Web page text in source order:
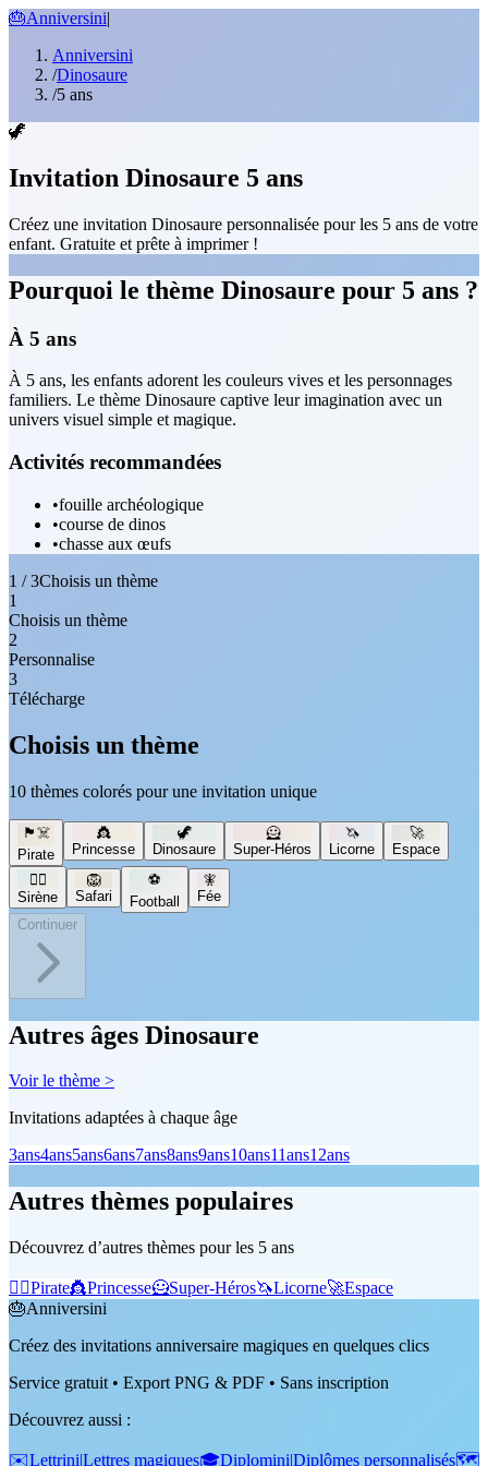
🎂Anniversini|
Anniversini
/Dinosaure
/5 ans
🦖
Invitation Dinosaure 5 ans
Créez une invitation Dinosaure personnalisée pour les 5 ans de votre
enfant. Gratuite et prête à imprimer !
Pourquoi le thème Dinosaure pour 5 ans ?
À 5 ans
À 5 ans, les enfants adorent les couleurs vives et les personnages
familiers. Le thème Dinosaure captive leur imagination avec un
univers visuel simple et magique.
Activités recommandées
•fouille archéologique
•course de dinos
•chasse aux œufs
1 / 3Choisis un thème
1
Choisis un thème
2
Personnalise
3
Télécharge
Choisis un thème
10 thèmes colorés pour une invitation unique
🏴‍☠️
Pirate
👸
Princesse
🦖
Dinosaure
🦸
Super-Héros
🦄
Licorne
🚀
Espace
🧜‍♀️
Sirène
🦁
Safari
⚽
Football
🧚
Fée
Continuer
Autres âges Dinosaure
Voir le thème >
Invitations adaptées à chaque âge
3ans4ans5ans6ans7ans8ans9ans10ans11ans12ans
Autres thèmes populaires
Découvrez d’autres thèmes pour les 5 ans
🏴‍☠️Pirate👸Princesse🦸Super-Héros🦄Licorne🚀Espace
🎂Anniversini
Créez des invitations anniversaire magiques en quelques clics
Service gratuit • Export PNG & PDF • Sans inscription
Découvrez aussi :
✉️Lettrini|Lettres magiques🎓Diplomini|Diplômes personnalisés🗺️